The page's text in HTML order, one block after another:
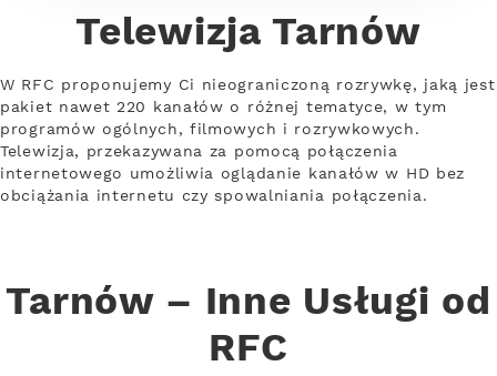
Telewizja Tarnów
W RFC proponujemy Ci nieograniczoną rozrywkę, jaką jest
pakiet nawet 220 kanałów o różnej tematyce, w tym
programów ogólnych, filmowych i rozrywkowych.
Telewizja, przekazywana za pomocą połączenia
internetowego umożliwia oglądanie kanałów w HD bez
obciążania internetu czy spowalniania połączenia.
Tarnów – Inne Usługi od
RFC